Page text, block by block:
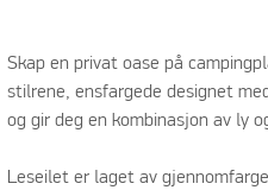
Skap en privat oase på
stilrene, ensfargede designet
og gir deg en kombinasjon av ly
Leseilet er laget av